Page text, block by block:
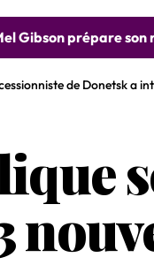
Gibson prépare
de Donetsk a